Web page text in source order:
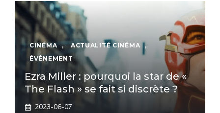
CINÉMA , ACTUALITÉ CINÉMA
,
ÉVÉNEMENT
Ezra Miller : pourquoi la star de «
The Flash » se fait si discrète ?
2023-06-07